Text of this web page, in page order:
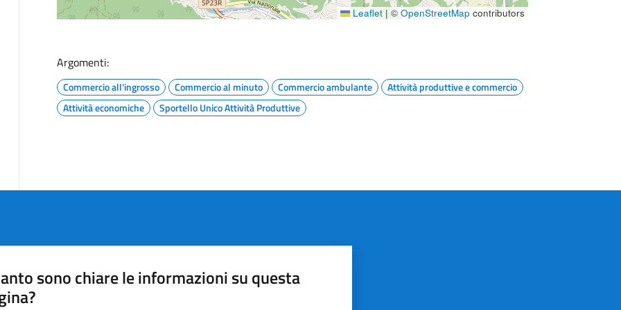
Leaflet | © OpenStreetMap contributors
Argomenti:
Commercio all'ingrosso Commercio al minuto Commercio ambulante
Attività produttive e commercio
Attività economiche
Sportello Unico Attività Produttive
sono chiare le informazioni su questa